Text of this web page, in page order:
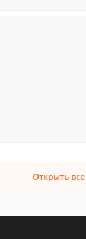
Открыть